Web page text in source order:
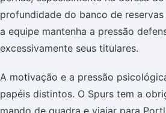
profundidade do banco de
a equipe mantenha a pressão
excessivamente seus titulares.
A motivação e a pressão
papéis distintos. O Spurs tem a
mando de quadra e viajar para